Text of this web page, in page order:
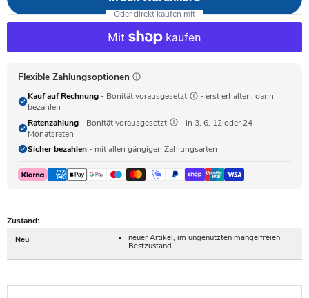
Flexible Zahlungsoptionen
Kauf auf Rechnung - Bonität vorausgesetzt
- erst erhalten, dann
bezahlen
Ratenzahlung - Bonität vorausgesetzt
- in 3, 6, 12 oder 24
Monatsraten
Sicher bezahlen - mit allen gängigen Zahlungsarten
Zustand:
Neu
neuer Artikel, im ungenutzten mängelfreien
Bestzustand